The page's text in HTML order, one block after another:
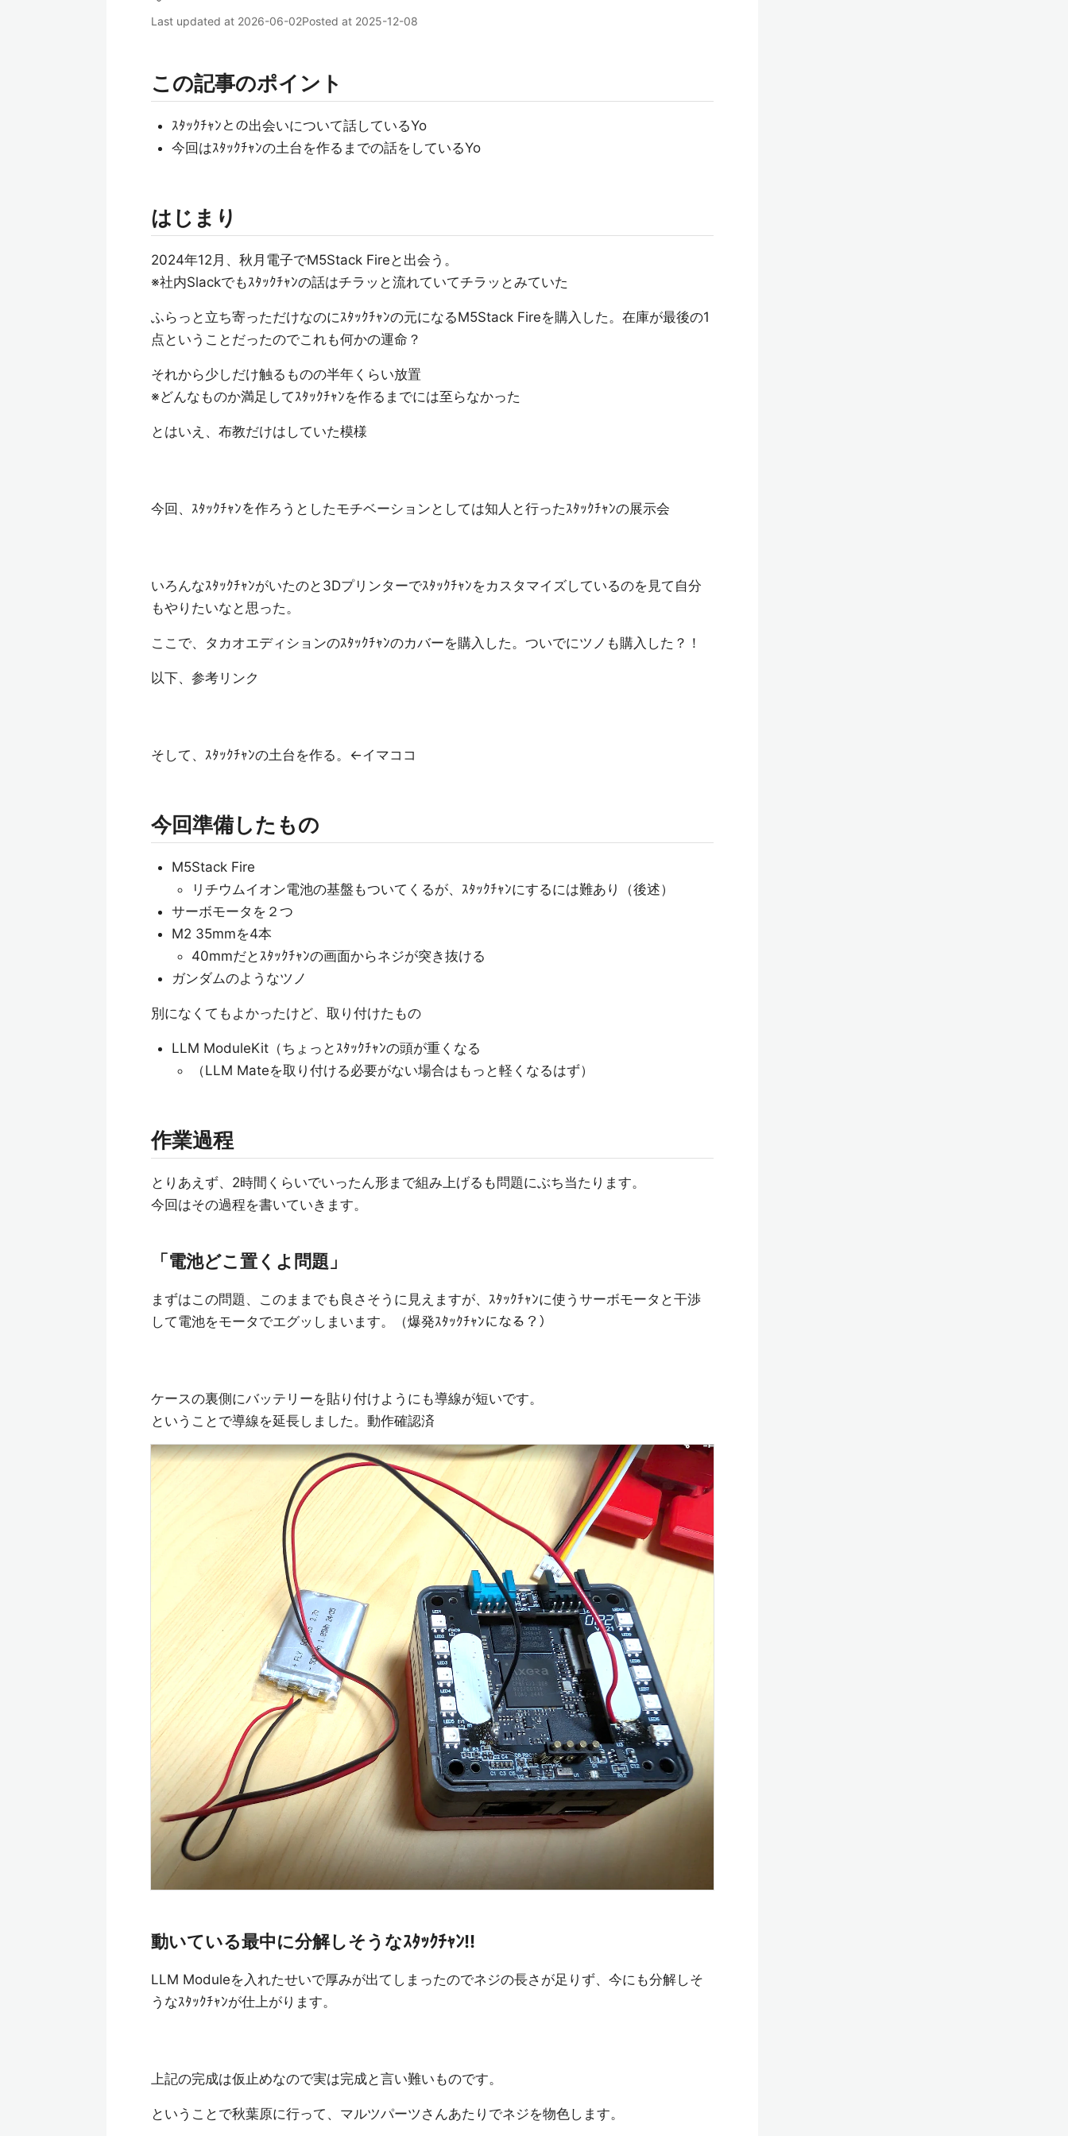
Last updated at 2026-06-02Posted at 2025-12-08
この記事のポイント
ｽﾀｯｸﾁｬﾝとの出会いについて話しているYo
今回はｽﾀｯｸﾁｬﾝの土台を作るまでの話をしているYo
はじまり
2024年12月、秋月電子でM5Stack Fireと出会う。
※社内Slackでもｽﾀｯｸﾁｬﾝの話はチラッと流れていてチラッとみていた
ふらっと立ち寄っただけなのにｽﾀｯｸﾁｬﾝの元になるM5Stack Fireを購入した。在庫が最後の1
点ということだったのでこれも何かの運命？
それから少しだけ触るものの半年くらい放置
※どんなものか満足してｽﾀｯｸﾁｬﾝを作るまでには至らなかった
とはいえ、布教だけはしていた模様
今回、ｽﾀｯｸﾁｬﾝを作ろうとしたモチベーションとしては知人と行ったｽﾀｯｸﾁｬﾝの展示会
いろんなｽﾀｯｸﾁｬﾝがいたのと3Dプリンターでｽﾀｯｸﾁｬﾝをカスタマイズしているのを見て自分
もやりたいなと思った。
ここで、タカオエディションのｽﾀｯｸﾁｬﾝのカバーを購入した。ついでにツノも購入した？！
以下、参考リンク
そして、ｽﾀｯｸﾁｬﾝの土台を作る。←イマココ
今回準備したもの
M5Stack Fire
リチウムイオン電池の基盤もついてくるが、ｽﾀｯｸﾁｬﾝにするには難あり（後述）
サーボモータを２つ
M2 35mmを4本
40mmだとｽﾀｯｸﾁｬﾝの画面からネジが突き抜ける
ガンダムのようなツノ
別になくてもよかったけど、取り付けたもの
LLM ModuleKit（ちょっとｽﾀｯｸﾁｬﾝの頭が重くなる
（LLM Mateを取り付ける必要がない場合はもっと軽くなるはず）
作業過程
とりあえず、2時間くらいでいったん形まで組み上げるも問題にぶち当たります。
今回はその過程を書いていきます。
「電池どこ置くよ問題」
まずはこの問題、このままでも良さそうに見えますが、ｽﾀｯｸﾁｬﾝに使うサーボモータと干渉
して電池をモータでエグッしまいます。（爆発ｽﾀｯｸﾁｬﾝになる？）
ケースの裏側にバッテリーを貼り付けようにも導線が短いです。
ということで導線を延長しました。動作確認済
動いている最中に分解しそうなｽﾀｯｸﾁｬﾝ!!
LLM Moduleを入れたせいで厚みが出てしまったのでネジの長さが足りず、今にも分解しそ
うなｽﾀｯｸﾁｬﾝが仕上がります。
上記の完成は仮止めなので実は完成と言い難いものです。
ということで秋葉原に行って、マルツパーツさんあたりでネジを物色します。